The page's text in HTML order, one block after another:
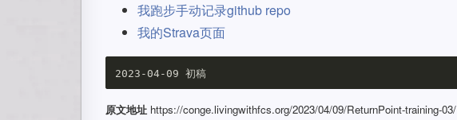
我跑步手动记录github repo
我的Strava页面
原文地址 https://conge.livingwithfcs.org/2023/04/09/ReturnPoint-training-03/